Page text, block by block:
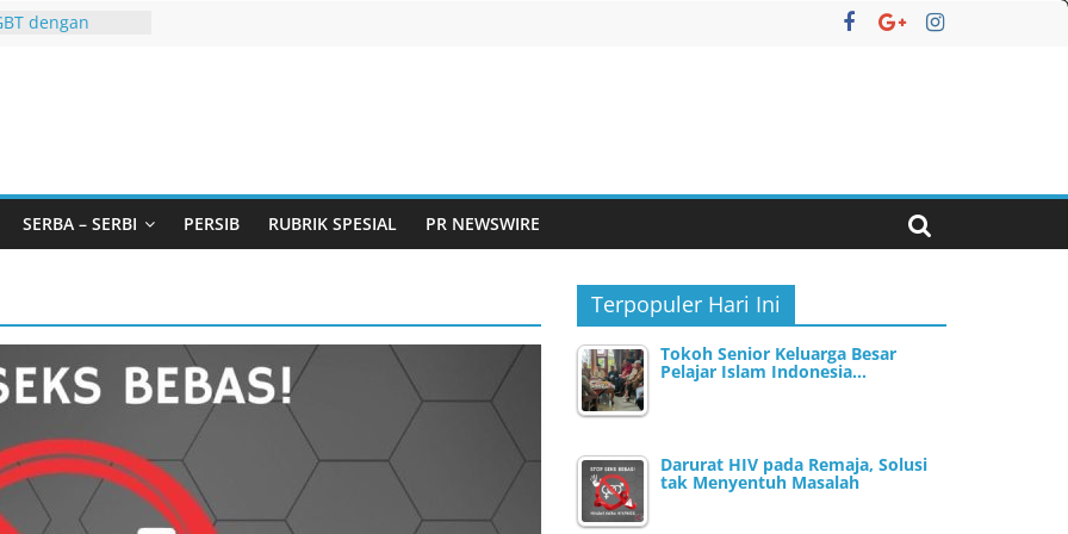
dengan
Gandeng
Seminar
Pemurtadan
Anak
Barat Siap
SERBA – SERBI PERSIB RUBRIK SPESIAL PR NEWSWIRE
Terpopuler Hari Ini
Tokoh Senior Keluarga Besar
Pelajar Islam Indonesia…
Darurat HIV pada Remaja, Solusi
tak Menyentuh Masalah